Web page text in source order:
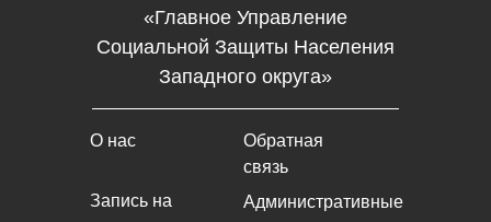
О нас
Обратная
связь
Административные
Запись на
«Главное Управление
Социальной Защиты Населения
Западного округа»